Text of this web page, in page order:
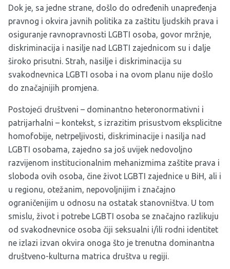
Dok je, sa jedne strane, došlo do određenih unapređenja
pravnog i okvira javnih politika za zaštitu ljudskih prava i
osiguranje ravnopravnosti LGBTI osoba, govor mržnje,
diskriminacija i nasilje nad LGBTI zajednicom su i dalje
široko prisutni. Strah, nasilje i diskriminacija su
svakodnevnica LGBTI osoba i na ovom planu nije došlo
do značajnijih promjena.
Postojeći društveni – dominantno heteronormativni i
patrijarhalni – kontekst, s izrazitim prisustvom eksplicitne
homofobije, netrpeljivosti, diskriminacije i nasilja nad
LGBTI osobama, zajedno sa još uvijek nedovoljno
razvijenom institucionalnim mehanizmima zaštite prava i
sloboda ovih osoba, čine život LGBTI zajednice u BiH, ali i
u regionu, otežanim, nepovoljnijim i značajno
ograničenijim u odnosu na ostatak stanovništva. U tom
smislu, život i potrebe LGBTI osoba se značajno razlikuju
od svakodnevnice osoba čiji seksualni i/ili rodni identitet
ne izlazi izvan okvira onoga što je trenutna dominantna
društveno-kulturna matrica društva u regiji.